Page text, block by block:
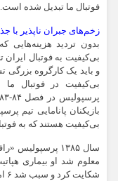
فوتبال ما تبدیل شده است.
زخم‌های جبران ناپذیر با
بدون تردید هزینه‌هایی
بی‌کیفیت به فوتبال
و باید یک کارگروه بزرگی
بی‌کیفیت در فوتبال
بی‌کیفیت هستند که به
سال ۱۳۸۵
معلوم شد او بیماری